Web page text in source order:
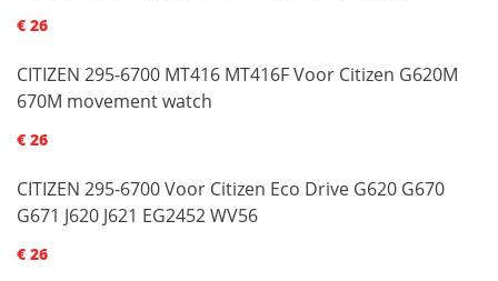
€ 26
CITIZEN 295-6700 MT416 MT416F Voor Citizen G620M
670M movement watch
€ 26
CITIZEN 295-6700 Voor Citizen Eco Drive G620 G670
G671 J620 J621 EG2452 WV56
€ 26